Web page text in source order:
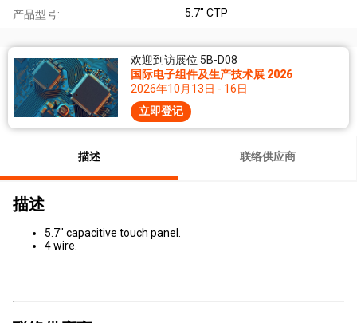
产品型号: 5.7" CTP
欢迎到访展位 5B-D08
国际电子组件及生产技术展 2026
2026年10月13日 - 16日
立即登记
描述 联络供应商
描述
5.7" capacitive touch panel.
4 wire.